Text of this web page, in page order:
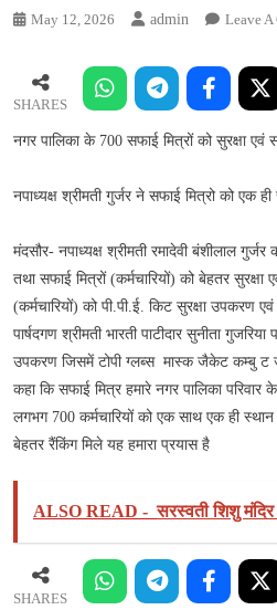
May 12, 2026 Admin Leave A
SHARES
नगर पालिका के 700 सफाई मित्रों को सुरक्षा एवं
नपाध्यक्ष श्रीमती गुर्जर ने सफाई मित्रो को एक
मंदसौर- नपाध्यक्ष श्रीमती रमादेवी बंशीलाल
तथा सफाई मित्रों (कर्मचारियों) को बेहतर
(कर्मचारियों) को पी.पी.ई. किट सुरक्षा उपकरण
पार्षदगण श्रीमती भारती पाटीदार सुनीता
उपकरण जिसमें टोपी ग्लब्स मास्क जैकेट कम्बु ट
कहा कि सफाई मित्र हमारे नगर पालिका परिवार
लगभग 700 कर्मचारियों को एक साथ एक ही
बेहतर रैंकिंग मिले यह हमारा प्रयास है
ALSO READ - सरस्वती शिशु
SHARES